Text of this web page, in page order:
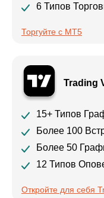
6 Типов
Торгуйте с МТ5
Trading
15+ Типов
Более 100
Более 50
12 Типов
Откройте для себя